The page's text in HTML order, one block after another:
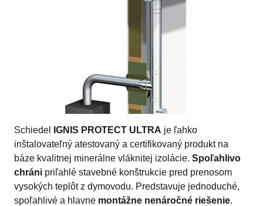
Schiedel IGNIS PROTECT ULTRA je ľahko
inštalovateľný atestovaný a certifikovaný produkt na
báze kvalitnej minerálne vláknitej izolácie. Spoľahlivo
chráni priľahlé stavebné konštrukcie pred prenosom
vysokých teplôt z dymovodu. Predstavuje jednoduché,
spoľahlivé a hlavne montážne nenáročné riešenie.